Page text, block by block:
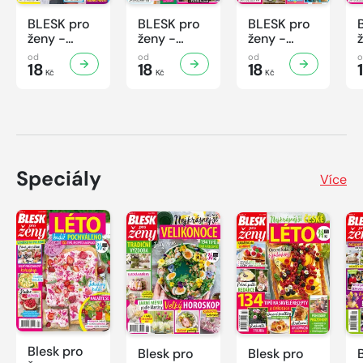
BLESK pro
ženy -
32/2026
od
18 Kč
BLESK pro
ženy -
31/2026
od
18 Kč
BLESK pro
ženy -
30/2026
od
18 Kč
Speciály Více
Blesk pro
Blesk pro
Blesk pro